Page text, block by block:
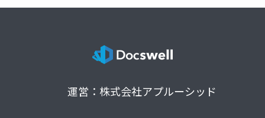
運営：株式会社アプルーシッド